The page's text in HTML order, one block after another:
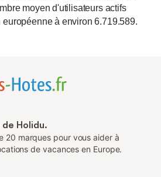
moyen d'utilisateurs actifs
à environ 6.719.589.
Holidu.
20 marques pour vous aider à
de vacances en Europe.